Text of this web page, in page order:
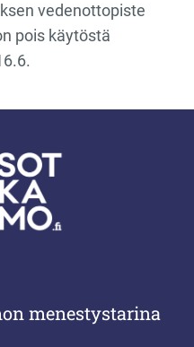
vedenottopiste
pois käytöstä
menestystarina